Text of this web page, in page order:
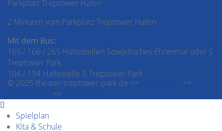
Parkplatz Treptower Hafen
2 Minuten vom Parkplatz Treptower Hafen
Mit dem Bus:
165 / 166 / 265 Haltestellen Sowjetisches Ehrenmal oder S
Treptower Park
104 / 194 Haltestelle S Treptower Park
© 2025 theater-treptower-park.de >>
>>
>>
Spielplan
Kita & Schule